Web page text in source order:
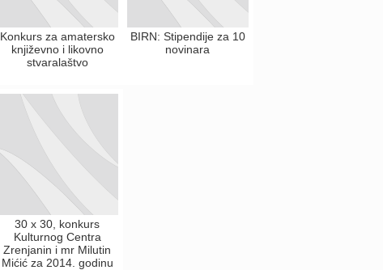
Konkurs za amatersko
književno i likovno
stvaralaštvo
BIRN: Stipendije za 10
novinara
30 x 30, konkurs
Kulturnog Centra
Zrenjanin i mr Milutin
Mićić za 2014. godinu